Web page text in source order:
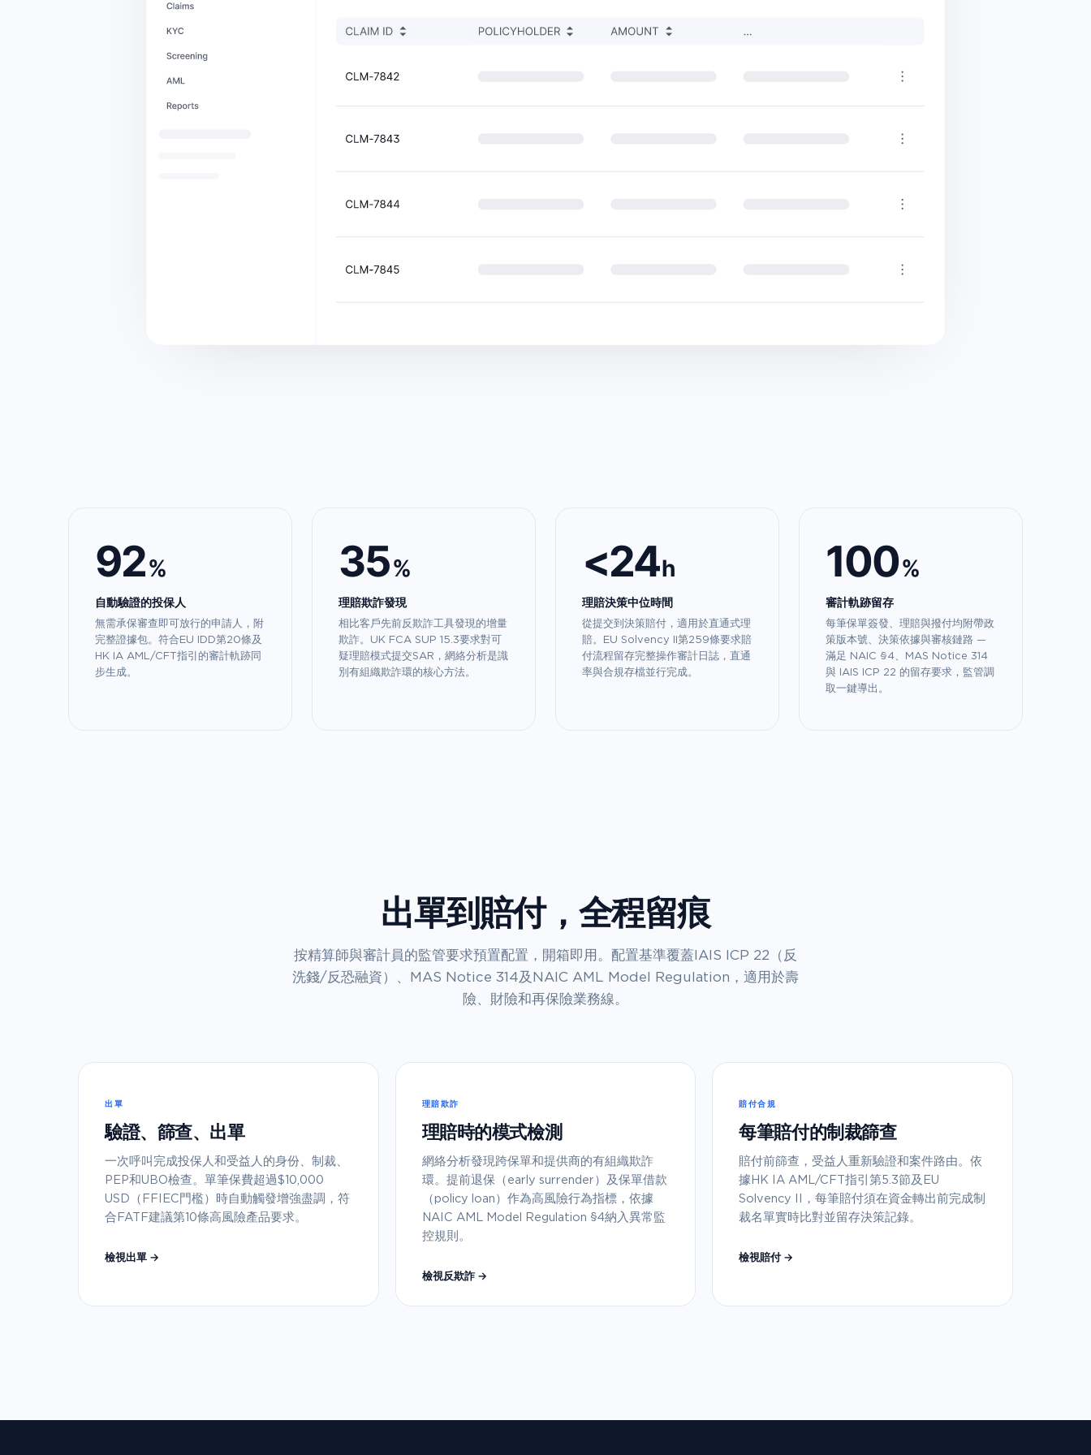
92%
自動驗證的投保人
無需承保審查即可放行的申請人，附
完整證據包。符合EU IDD第20條及
HK IA AML/CFT指引的審計軌跡同
步生成。
35%
理賠欺詐發現
相比客戶先前反欺詐工具發現的增量
欺詐。UK FCA SUP 15.3要求對可
疑理賠模式提交SAR，網絡分析是識
別有組織欺詐環的核心方法。
<24h
理賠決策中位時間
從提交到決策賠付，適用於直通式理
賠。EU Solvency II第259條要求賠
付流程留存完整操作審計日誌，直通
率與合規存檔並行完成。
100%
審計軌跡留存
每筆保單簽發、理賠與撥付均附帶政
策版本號、決策依據與審核鏈路 —
滿足 NAIC §4、MAS Notice 314
與 IAIS ICP 22 的留存要求，監管調
取一鍵導出。
出單到賠付，全程留痕
按精算師與審計員的監管要求預置配置，開箱即用。配置基準覆蓋IAIS ICP 22（反
洗錢/反恐融資）、MAS Notice 314及NAIC AML Model Regulation，適用於壽
險、財險和再保險業務線。
出單
驗證、篩查、出單
一次呼叫完成投保人和受益人的身份、制裁、
PEP和UBO檢查。單筆保費超過$10,000
USD（FFIEC門檻）時自動觸發增強盡調，符
合FATF建議第10條高風險產品要求。
檢視出單 →
理賠欺詐
理賠時的模式檢測
網絡分析發現跨保單和提供商的有組織欺詐
環。提前退保（early surrender）及保單借款
（policy loan）作為高風險行為指標，依據
NAIC AML Model Regulation §4納入異常監
控規則。
檢視反欺詐 →
賠付合規
每筆賠付的制裁篩查
賠付前篩查，受益人重新驗證和案件路由。依
據HK IA AML/CFT指引第5.3節及EU
Solvency II，每筆賠付須在資金轉出前完成制
裁名單實時比對並留存決策記錄。
檢視賠付 →